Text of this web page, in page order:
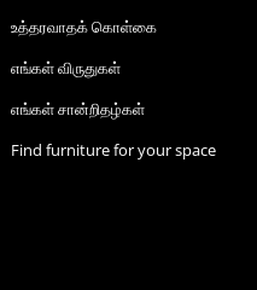
உத்தரவாதக் கொள்கை
எங்கள் விருதுகள்
எங்கள் சான்றிதழ்கள்
Find furniture for your space